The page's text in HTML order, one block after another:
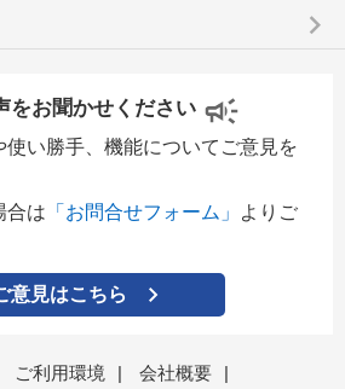
keyboard_arrow_right
をお聞かせください
い勝手、機能についてご意見を
合は 「お問合せフォーム」
よりご
意見はこちら
ご利用環境 | 会社概要
|